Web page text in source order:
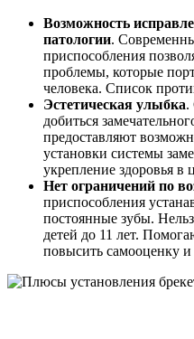
Возможность
патологии.
приспособления
проблемы, которые
человека. Список
Эстетическая улыбка.
добиться
предоставляют
установки системы
укрепление здоровья в
Нет ограничений по
приспособления
постоянные зубы.
детей до 11 лет.
повысить самооценку и